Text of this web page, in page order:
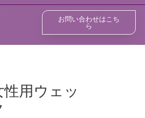
お問い合わせはこち
ら
用ウェッ